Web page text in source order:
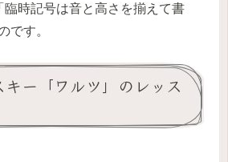
臨時記号は音と高さを揃えて書
です。
キー「ワルツ」のレッス